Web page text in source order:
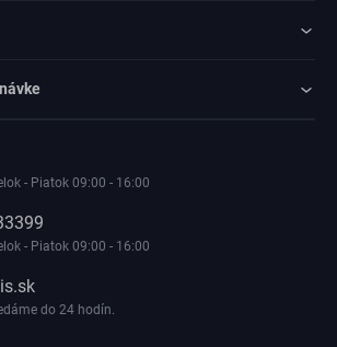
- Piatok 09:00 - 16:00
- Piatok 09:00 - 16:00
do 24 hodín.